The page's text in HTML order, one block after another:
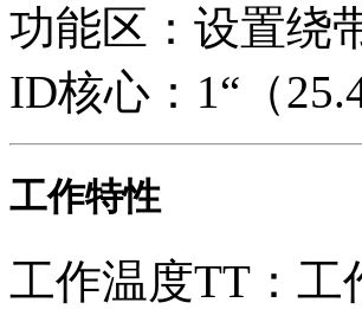
功能区：设置绕
ID核心：1“（
工作特性
工作温度TT：工